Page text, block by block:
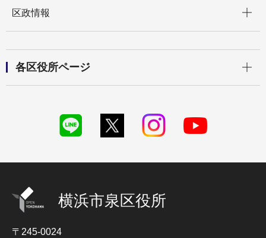
区政情報
各区役所ページ
横浜市泉区役所
〒245-0024